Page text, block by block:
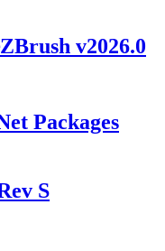
v2026.0
Packages
S